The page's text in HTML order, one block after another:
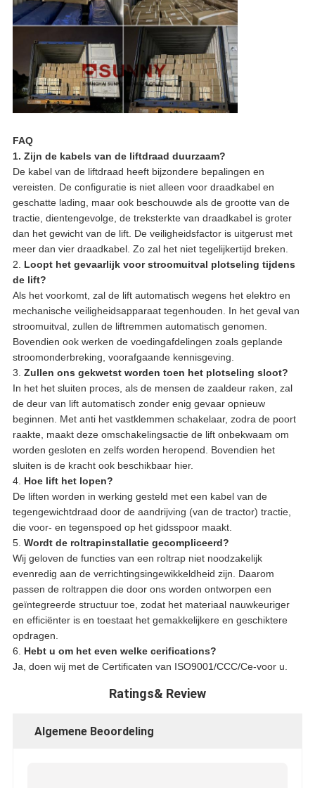
FAQ
1. Zijn de kabels van de liftdraad duurzaam?
De kabel van de liftdraad heeft bijzondere bepalingen en
vereisten. De configuratie is niet alleen voor draadkabel en
geschatte lading, maar ook beschouwde als de grootte van de
tractie, dientengevolge, de treksterkte van draadkabel is groter
dan het gewicht van de lift. De veiligheidsfactor is uitgerust met
meer dan vier draadkabel. Zo zal het niet tegelijkertijd breken.
2. Loopt het gevaarlijk voor stroomuitval plotseling tijdens
de lift?
Als het voorkomt, zal de lift automatisch wegens het elektro en
mechanische veiligheidsapparaat tegenhouden. In het geval van
stroomuitval, zullen de liftremmen automatisch genomen.
Bovendien ook werken de voedingafdelingen zoals geplande
stroomonderbreking, voorafgaande kennisgeving.
3. Zullen ons gekwetst worden toen het plotseling sloot?
In het het sluiten proces, als de mensen de zaaldeur raken, zal
de deur van lift automatisch zonder enig gevaar opnieuw
beginnen. Met anti het vastklemmen schakelaar, zodra de poort
raakte, maakt deze omschakelingsactie de lift onbekwaam om
worden gesloten en zelfs worden heropend. Bovendien het
sluiten is de kracht ook beschikbaar hier.
4. Hoe lift het lopen?
De liften worden in werking gesteld met een kabel van de
tegengewichtdraad door de aandrijving (van de tractor) tractie,
die voor- en tegenspoed op het gidsspoor maakt.
5. Wordt de roltrapinstallatie gecompliceerd?
Wij geloven de functies van een roltrap niet noodzakelijk
evenredig aan de verrichtingsingewikkeldheid zijn. Daarom
passen de roltrappen die door ons worden ontworpen een
geïntegreerde structuur toe, zodat het materiaal nauwkeuriger
en efficiënter is en toestaat het gemakkelijkere en geschiktere
opdragen.
6. Hebt u om het even welke cerifications?
Ja, doen wij met de Certificaten van ISO9001/CCC/Ce-voor u.
Ratings& Review
Algemene Beoordeling